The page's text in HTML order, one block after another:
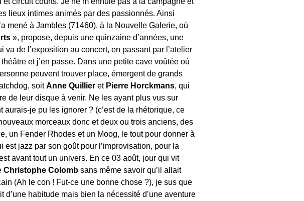
lieux intimes animés par des passionnés. Ainsi
mené à Jambles (71460), à la Nouvelle Galerie, où
», propose, depuis une quinzaine d’années, une
va de l’exposition au concert, en passant par l’atelier
et j’en passe. Dans une petite cave voûtée où
peuvent trouver place, émergent de grands
soitAnne Quillier et Pierre Horckmans, qui
de leur disque à venir. Ne les ayant plus vus sur
aurais-je pu les ignorer ? (c’est de la rhétorique, ce
morceaux donc et deux ou trois anciens, des
un Fender Rhodes et un Moog, le tout pour donner à
est jazz par son goût pour l’improvisation, pour la
avant tout un univers. En ce 03 août, jour qui vit
Christophe Colomb sans même savoir qu’il allait
(Ah le con ! Fut-ce une bonne chose ?), je sus que
d’une habitude mais bien la nécessité d’une aventure